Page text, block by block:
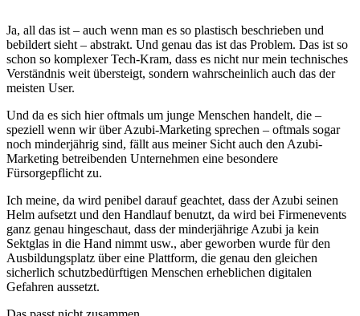
Ja, all das ist – auch wenn man es so plastisch beschrieben und
bebildert sieht – abstrakt. Und genau das ist das Problem. Das ist so
schon so komplexer Tech-Kram, dass es nicht nur mein technisches
Verständnis weit übersteigt, sondern wahrscheinlich auch das der
meisten User.
Und da es sich hier oftmals um junge Menschen handelt, die –
speziell wenn wir über Azubi-Marketing sprechen – oftmals sogar
noch minderjährig sind, fällt aus meiner Sicht auch den Azubi-
Marketing betreibenden Unternehmen eine besondere
Fürsorgepflicht zu.
Ich meine, da wird penibel darauf geachtet, dass der Azubi seinen
Helm aufsetzt und den Handlauf benutzt, da wird bei Firmenevents
ganz genau hingeschaut, dass der minderjährige Azubi ja kein
Sektglas in die Hand nimmt usw., aber geworben wurde für den
Ausbildungsplatz über eine Plattform, die genau den gleichen
sicherlich schutzbedürftigen Menschen erheblichen digitalen
Gefahren aussetzt.